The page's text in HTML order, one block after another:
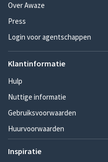
Over Awaze
Press
Login voor agentschappen
Klantinformatie
Hulp
Nuttige informatie
Gebruiksvoorwaarden
Huurvoorwaarden
Inspiratie